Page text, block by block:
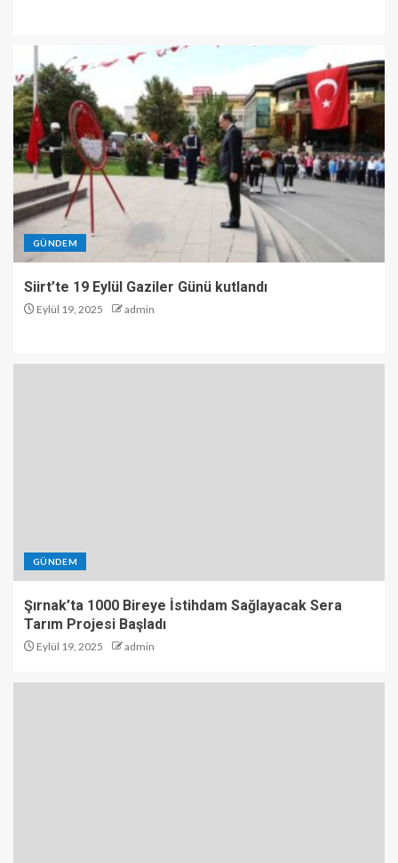
GÜNDEM
Siirt’te 19 Eylül Gaziler Günü kutlandı
Eylül 19, 2025 admin
GÜNDEM
Şırnak’ta 1000 Bireye İstihdam Sağlayacak Sera
Tarım Projesi Başladı
Eylül 19, 2025 admin